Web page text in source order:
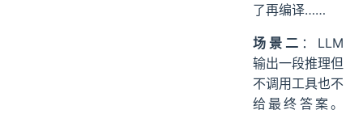
了再编译……
场景二 ：LLM
输出一段推理但
不调用工具也不
给最终答案。